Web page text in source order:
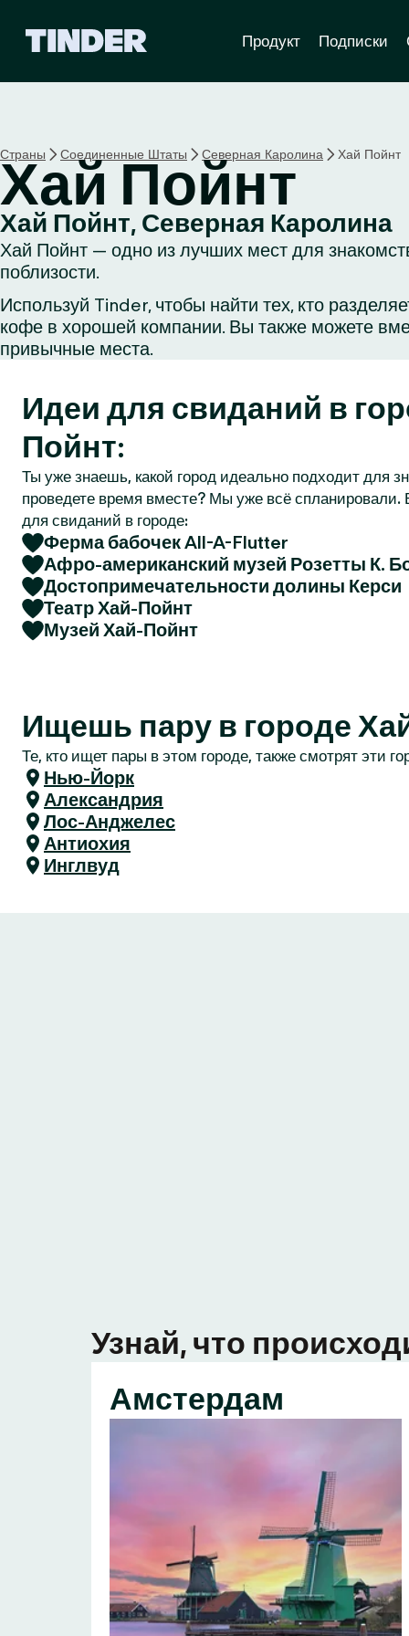
я
р
а
н
а
T
e
r
Продукт Подписки
Страны Соединенные Штаты Северная Каролина Хай Пойнт
Хай Пойнт
Хай Пойнт, Северная Каролина
Хай Пойнт — одно из лучших мест для
поблизости.
Используй Tinder, чтобы найти тех, кто
кофе в хорошей компании. Вы также можете
привычные места.
Идеи для свиданий в
Пойнт:
Ты уже знаешь, какой город идеально подходит для
проведете время вместе? Мы уже всё
для свиданий в городе:
Ферма бабочек All-A-Flutter
Афро-американский музей Розетты К.
Достопримечательности долины Керси
Театр Хай-Пойнт
Музей Хай-Пойнт
Ищешь пару в городе
Те, кто ищет пары в этом городе, также смотрят эти
Нью-Йорк
Александрия
Лос-Анджелес
Антиохия
Инглвуд
Узнай, что
Амстердам